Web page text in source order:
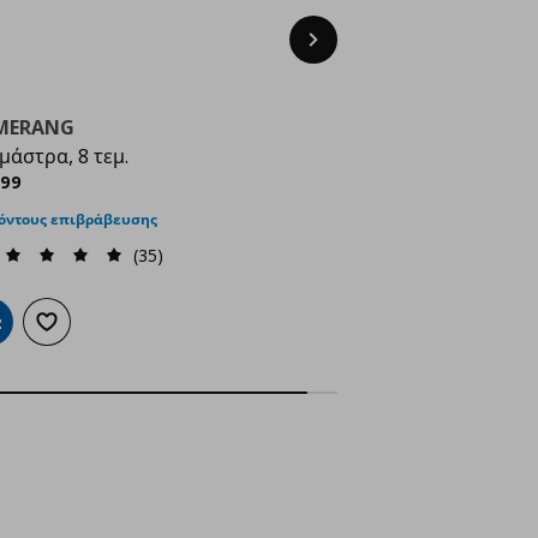
8 τεμ.
99 τιμή
επιβράβευσης
(35)
στο καλάθι
Προσθήκη στα αγαπημένα
Next